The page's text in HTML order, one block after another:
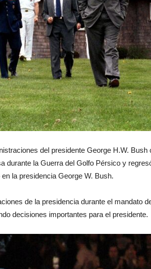
del presidente George H.W.
durante la Guerra del Golfo Pérsico y
la presidencia George W. Bush.
de la presidencia durante el mandato
decisiones importantes para el presidente.